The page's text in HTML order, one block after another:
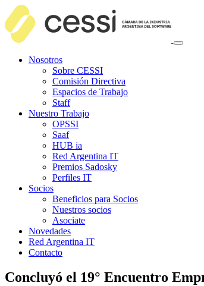
Nosotros
Sobre CESSI
Comisión Directiva
Espacios de Trabajo
Staff
Nuestro Trabajo
OPSSI
Saaf
HUB ia
Red Argentina IT
Premios Sadosky
Perfiles IT
Socios
Beneficios para Socios
Nuestros socios
Asociate
Novedades
Red Argentina IT
Contacto
Concluyó el 19° Encuentro